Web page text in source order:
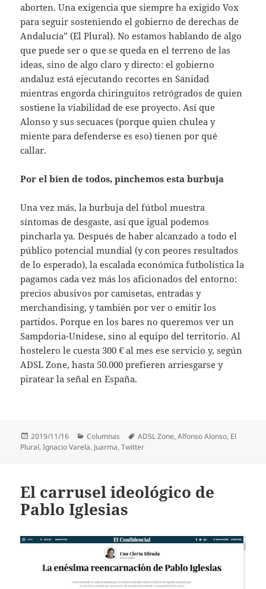
aborten. Una exigencia que siempre ha exigido Vox
para seguir sosteniendo el gobierno de derechas de
Andalucía” (El Plural). No estamos hablando de algo
que puede ser o que se queda en el terreno de las
ideas, sino de algo claro y directo: el gobierno
andaluz está ejecutando recortes en Sanidad
mientras engorda chiringuitos retrógrados de quien
sostiene la viabilidad de ese proyecto. Así que
Alonso y sus secuaces (porque quien chulea y
miente para defenderse es eso) tienen por qué
callar.
Por el bien de todos, pinchemos esta burbuja
Una vez más, la burbuja del fútbol muestra
síntomas de desgaste, así que igual podemos
pincharla ya. Después de haber alcanzado a todo el
público potencial mundial (y con peores resultados
de lo esperado), la escalada económica futbolística la
pagamos cada vez más los aficionados del entorno:
precios abusivos por camisetas, entradas y
merchandising, y también por ver o emitir los
partidos. Porque en los bares no queremos ver un
Sampdoria-Unidese, sino al equipo del territorio. Al
hostelero le cuesta 300 € al mes ese servicio y, según
ADSL Zone, hasta 50.000 prefieren arriesgarse y
piratear la señal en España.
Publicado
el
2019/11/16 Categorías
Columnas Etiquetas
ADSL Zone,Alfonso Alonso, El
Plural,Ignacio Varela, Juarma,Twitter
El carrusel ideológico de
Pablo Iglesias